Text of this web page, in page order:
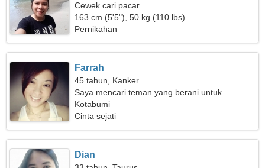
Cewek cari pacar
163 cm (5'5"), 50 kg (110 lbs)
Pernikahan
Farrah
45 tahun, Kanker
Saya mencari teman yang berani untuk
bepergian bersama
Kotabumi
Cinta sejati
Dian